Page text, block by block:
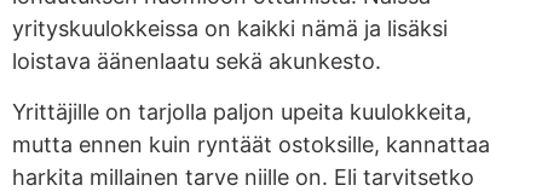
yrityskuulokkeissa on kaikki nämä ja lisäksi
loistava äänenlaatu sekä akunkesto.
Yrittäjille on tarjolla paljon upeita kuulokkeita,
mutta ennen kuin ryntäät ostoksille, kannattaa
harkita millainen tarve niille on. Eli tarvitsetko